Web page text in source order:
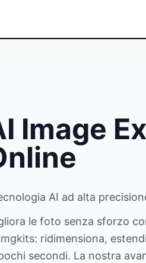
Image
AI ad alta
le foto senza sforzo
ridimensiona,
secondi. La nostra